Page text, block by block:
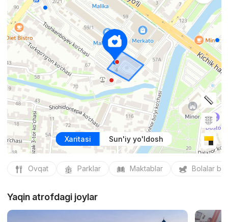
Xaritasi Sun'iy yo'ldosh
Ovqat Parklar Maktablar Bolalar
Yaqin atrofdagi joylar